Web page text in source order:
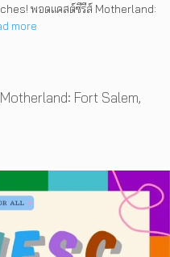
พอดแคสต์ซีรีส์ Motherland:
more
Motherland: Fort Salem,